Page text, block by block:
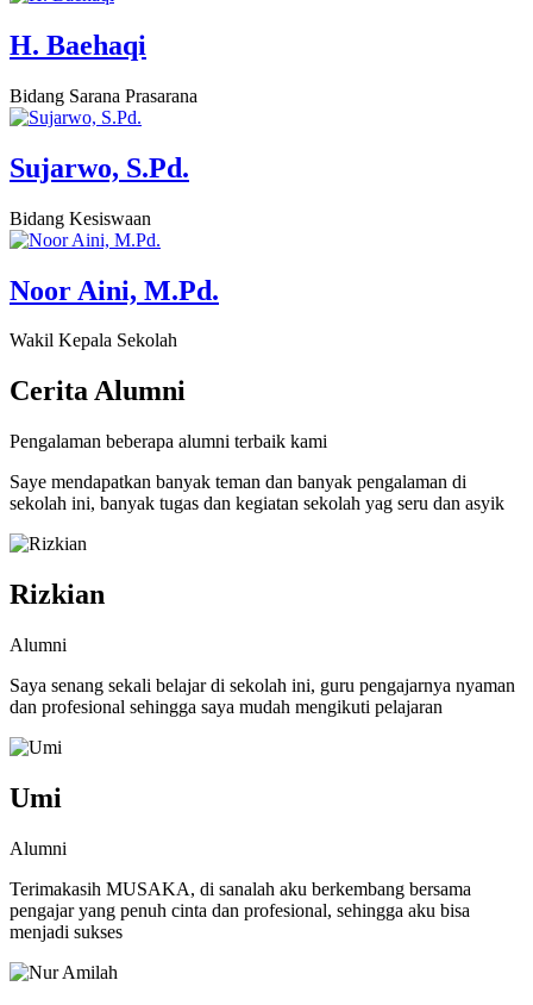
H. Baehaqi
Bidang Sarana Prasarana
Sujarwo, S.Pd.
Bidang Kesiswaan
Noor Aini, M.Pd.
Wakil Kepala Sekolah
CeritaAlumni
Pengalaman beberapa alumni terbaik kami
Saye mendapatkan banyak teman dan banyak pengalaman di
sekolah ini, banyak tugas dan kegiatan sekolah yag seru dan asyik
Rizkian
Alumni
Saya senang sekali belajar di sekolah ini, guru pengajarnya nyaman
dan profesional sehingga saya mudah mengikuti pelajaran
Umi
Alumni
Terimakasih MUSAKA, di sanalah aku berkembang bersama
pengajar yang penuh cinta dan profesional, sehingga aku bisa
menjadi sukses